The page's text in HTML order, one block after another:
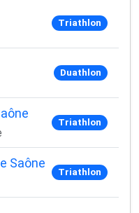
Triathlon
Duathlon
Triathlon
Saône
Triathlon